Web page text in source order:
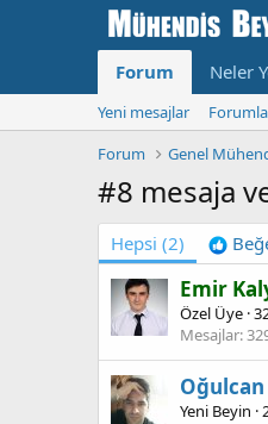
Forum Neler
Yeni mesajlar
Forum
Genel
#8 mesaja
Hepsi (2)
Emir
Özel Üye ·
Mesajlar
Yeni Beyin ·